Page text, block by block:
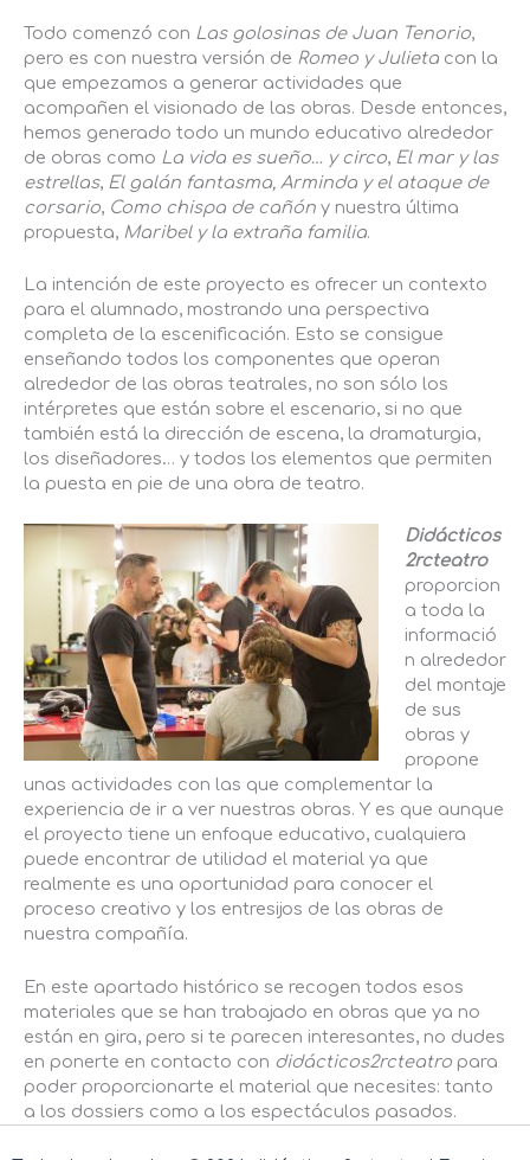
Todo comenzó con Las golosinas de Juan Tenorio,
pero es con nuestra versión de Romeo y Julieta con la
que empezamos a generar actividades que
acompañen el visionado de las obras. Desde entonces,
hemos generado todo un mundo educativo alrededor
de obras como La vida es sueño… y circo, El mar y las
estrellas, El galán fantasma, Arminda y el ataque de
corsario, Como chispa de cañón y nuestra última
propuesta, Maribel y la extraña familia.
La intención de este proyecto es ofrecer un contexto
para el alumnado, mostrando una perspectiva
completa de la escenificación. Esto se consigue
enseñando todos los componentes que operan
alrededor de las obras teatrales, no son sólo los
intérpretes que están sobre el escenario, si no que
también está la dirección de escena, la dramaturgia,
los diseñadores… y todos los elementos que permiten
la puesta en pie de una obra de teatro.
Didácticos
2rcteatro
proporcion
a toda la
informació
n alrededor
del montaje
de sus
obras y
propone
unas actividades con las que complementar la
experiencia de ir a ver nuestras obras. Y es que aunque
el proyecto tiene un enfoque educativo, cualquiera
puede encontrar de utilidad el material ya que
realmente es una oportunidad para conocer el
proceso creativo y los entresijos de las obras de
nuestra compañía.
En este apartado histórico se recogen todos esos
materiales que se han trabajado en obras que ya no
están en gira, pero si te parecen interesantes, no dudes
en ponerte en contacto con didácticos2rcteatro para
poder proporcionarte el material que necesites: tanto
a los dossiers como a los espectáculos pasados.